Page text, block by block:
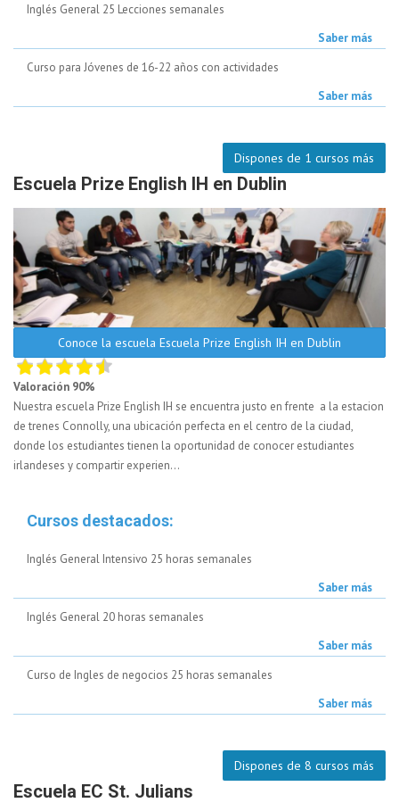
Inglés General 25 Lecciones semanales
Saber más
Curso para Jóvenes de 16-22 años con actividades
Saber más
Dispones de 1 cursos más
Escuela Prize English IH en Dublin
Conoce la escuela Escuela Prize English IH en Dublin
Valoración 90%
Nuestra escuela Prize English IH se encuentra justo en frente a la estacion
de trenes Connolly, una ubicación perfecta en el centro de la ciudad,
donde los estudiantes tienen la oportunidad de conocer estudiantes
irlandeses y compartir experien...
Cursos destacados:
Inglés General Intensivo 25 horas semanales
Saber más
Inglés General 20 horas semanales
Saber más
Curso de Ingles de negocios 25 horas semanales
Saber más
Dispones de 8 cursos más
Escuela EC St. Julians